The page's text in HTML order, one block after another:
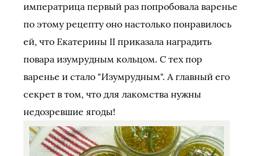
императрица первый раз попробовала варенье
по этому рецепту оно настолько понравилось
ей, что Екатерины II приказала наградить
повара изумрудным кольцом. С тех пор
варенье и стало "Изумрудным". А главный его
секрет в том, что для лакомства нужны
недозревшие ягоды!